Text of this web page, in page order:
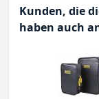
Kunden, die
haben auch